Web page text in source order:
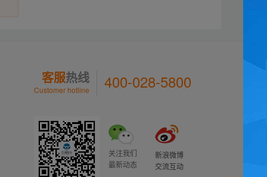
客服热线
Customer hotline 400-028-5800
关注我们
最新动态
新浪微博
交流互动